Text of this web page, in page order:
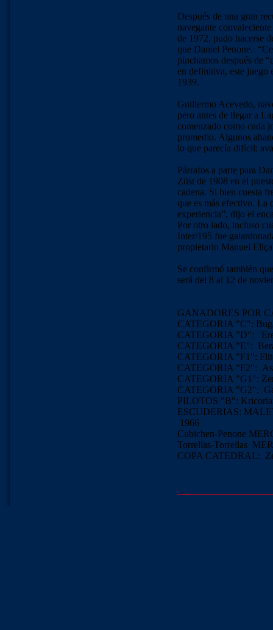
Después de una gran
navegante
de 1972, pudo hacerse
que Daniel Penone.
pinchamos después de
en definitiva, este juego
1939.
Guillermo Acevedo,
pero antes de llegar a
comenzado como cada
promedio. Algunos
lo que parecía difícil:
Párrafos a parte para
Züst de 1908 en el
cadena. Si bien cuesta
que es más efectivo. La
experiencia”, dijo el
Por otro lado, incluso
Inter/195 fue
propietario Manuel
Se confirmó también
será del 8 al 12 de
GANADORES POR
CATEGORIA "C":
CATEGORIA "D":
CATEGORIA "E":
CATEGORIA "F1":
CATEGORIA "F2":
CATEGORIA "G1":
CATEGORIA "G2":
PILOTOS "B":
ESCUDERIAS:
1966
Cubichen-Penone
Torrellas-Torrellas
COPA CATEDRAL: